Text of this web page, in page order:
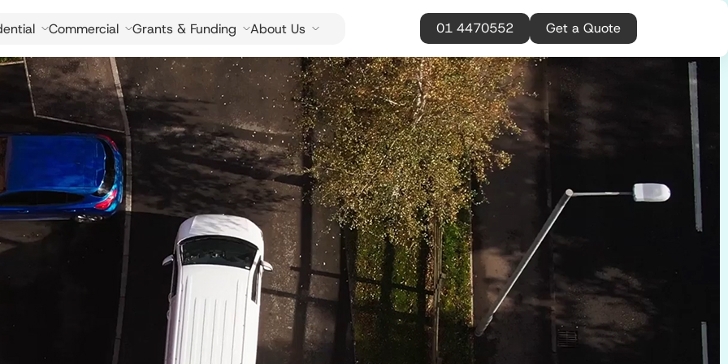
Commercial Grants & Funding About Us 01 4470552 Get a Quote